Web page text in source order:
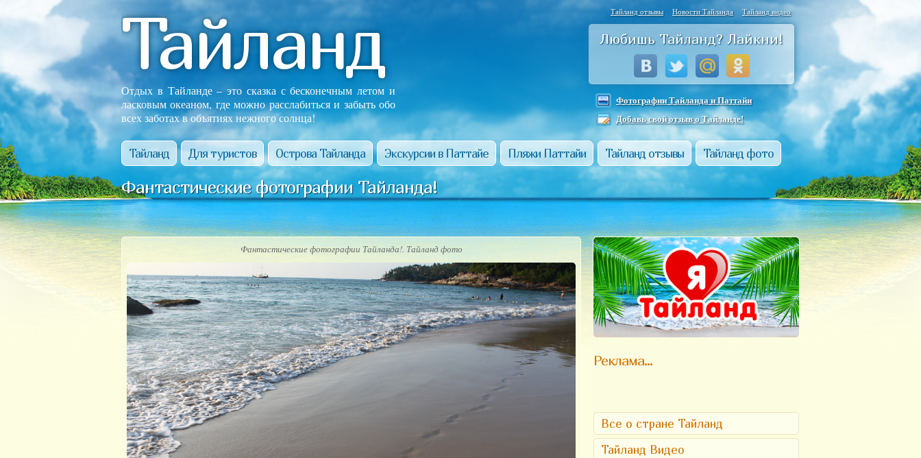
Тайланд
Отдых в Тайланде – это сказка с бесконечным летом и
ласковым океаном, где можно расслабиться и забыть обо
всех заботах в объятиях нежного солнца!
Тайланд отзывы Новости Тайланда Тайланд видео
Любишь Тайланд? Лайкни!
Фотографии Тайланда и Паттайи
Добавь свой отзыв о Тайланде!
Тайланд Для туристов Острова Тайланда Экскурсии в Паттайе Пляжи Паттайи Тайланд отзывы Тайланд фото
Фантастические фотографии Тайланда!
Фантастические фотографии Тайланда!. Тайланд фото
Реклама...
Все о стране Тайланд
Тайланд Видео